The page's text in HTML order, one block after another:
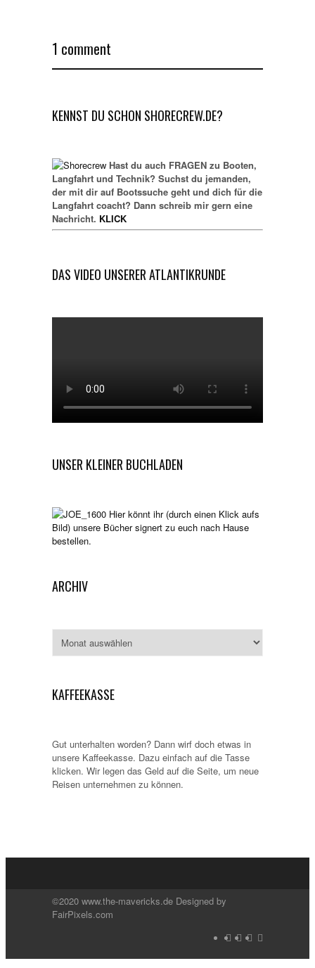
1 comment
KENNST DU SCHON SHORECREW.DE?
Hast du auch FRAGEN zu Booten,
Langfahrt und Technik? Suchst du jemanden,
der mit dir auf Bootssuche geht und dich für die
Langfahrt coacht? Dann schreib mir gern eine
Nachricht. KLICK
DAS VIDEO UNSERER ATLANTIKRUNDE
UNSER KLEINER BUCHLADEN
Hier könnt ihr (durch einen Klick aufs
Bild) unsere Bücher signert zu euch nach Hause
bestellen.
ARCHIV
KAFFEEKASSE
Gut unterhalten worden? Dann wirf doch etwas in
unsere Kaffeekasse. Dazu einfach auf die Tasse
klicken. Wir legen das Geld auf die Seite, um neue
Reisen unternehmen zu können.
©2020 www.the-mavericks.de Designed by
FairPixels.com